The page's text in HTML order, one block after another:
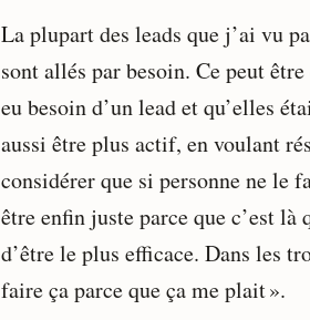
La plupart des leads que j’ai vu
sont allés par besoin. Ce peut
eu besoin d’un lead et qu’elles
aussi être plus actif, en voulant
considérer que si personne ne le
être enfin juste parce que c’est là
d’être le plus efficace. Dans les
faire ça parce que ça me plait ».